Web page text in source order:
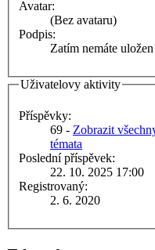
Avatar:
(Bez avataru)
Podpis:
Zatím nemáte
Uživatelovy aktivity
Příspěvky:
69 - Zobrazit
témata
Poslední příspěvek:
22. 10. 2025 17:00
Registrovaný:
2. 6. 2020